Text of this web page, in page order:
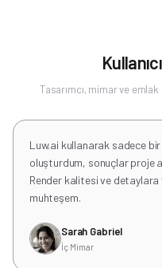
Tasarımcı, mimar ve
Luw.ai kullanarak sadece
oluşturdum, sonuçlar proje
Render kalitesi ve detaylara
muhteşem.
Sarah Gabriel
İç Mimar